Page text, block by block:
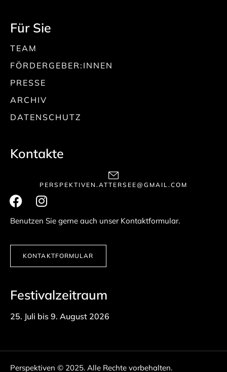
Für Sie
TEAM
FÖRDERGEBER:INNEN
PRESSE
ARCHIV
DATENSCHUTZ
Kontakte
PERSPEKTIVEN.ATTERSEE@GMAIL.COM
Benutzen Sie gerne auch unser Kontaktformular.
KONTAKTFORMULAR
Festivalzeitraum
25. Juli bis 9. August 2026
Perspektiven © 2025. Alle Rechte vorbehalten.